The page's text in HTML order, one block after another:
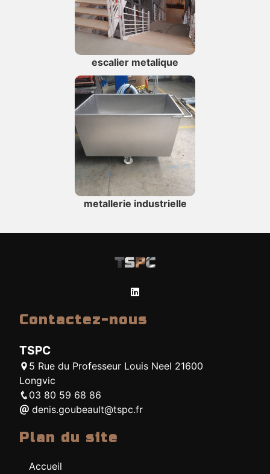
escalier metalique
metallerie industrielle
Contactez-nous
TSPC
5 Rue du Professeur Louis Neel 21600
Longvic
03 80 59 68 86
denis.goubeault@tspc.fr
Plan du site
Accueil